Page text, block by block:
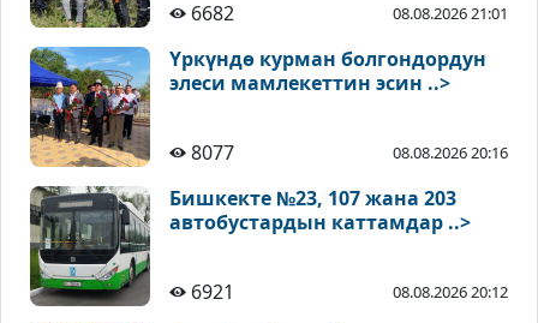
6682 08.08.2026 21:01
Үркүндө курман болгондордун
элеси мамлекеттин эсин ..>
8077 08.08.2026 20:16
Бишкекте №23, 107 жана 203
автобустардын каттамдар ..>
6921 08.08.2026 20:12